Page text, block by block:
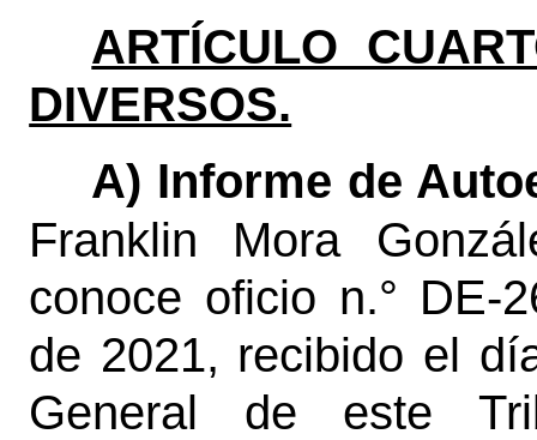
ARTÍCULO
DIVERSOS.
A) Informe de
Franklin Mora
conoce oficio n.° DE-
de 2021, recibido el
General de este